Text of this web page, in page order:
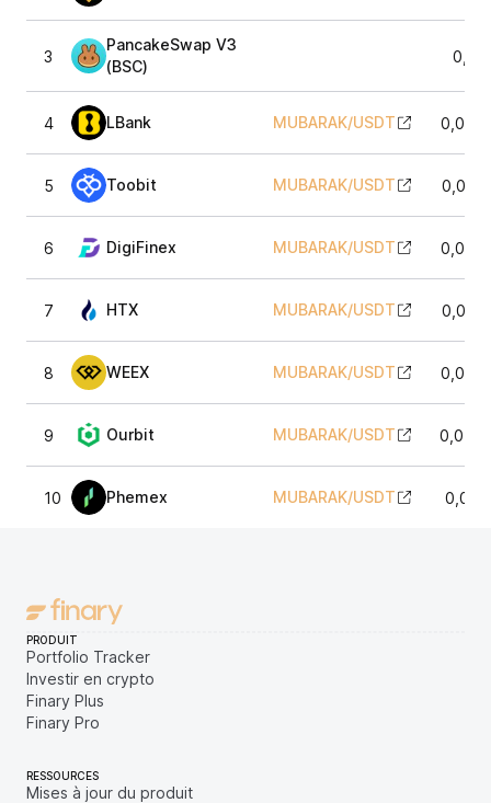
3
PancakeSwap V3
(BSC)
4 LBank MUBARAK/USDT
5 Toobit MUBARAK/USDT
6 DigiFinex MUBARAK/USDT
7 HTX MUBARAK/USDT
8 WEEX MUBARAK/USDT
9 Ourbit MUBARAK/USDT
10 Phemex MUBARAK/USDT
PRODUIT
Portfolio Tracker
Investir en crypto
Finary Plus
Finary Pro
RESSOURCES
Mises à jour du produit